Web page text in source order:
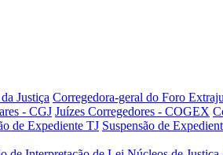
Justiça Corregedora-geral do Foro
- CGJ Juízes Corregedores - COGEX
de Expediente TJ Suspensão de